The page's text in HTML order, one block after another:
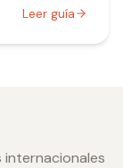
Leer guía